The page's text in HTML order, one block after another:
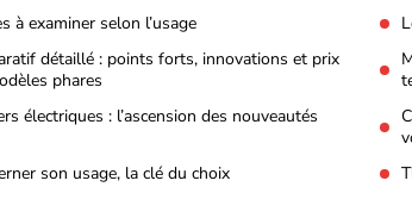
à examiner selon l’usage
détaillé : points forts, innovations et prix
phares
électriques : l’ascension des nouveautés
son usage, la clé du choix